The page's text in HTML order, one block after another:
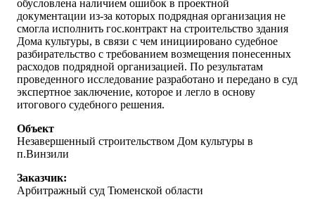
обусловлена наличием ошибок в проектной
документации из-за которых подрядная организация не
смогла исполнить гос.контракт на строительство здания
Дома культуры, в связи с чем инициировано судебное
разбирательство с требованием возмещения понесенных
расходов подрядной организацией. По результатам
проведенного исследование разработано и передано в суд
экспертное заключение, которое и легло в основу
итогового судебного решения.
Объект
Незавершенный строительством Дом культуры в
п.Винзили
Заказчик:
Арбитражный суд Тюменской области